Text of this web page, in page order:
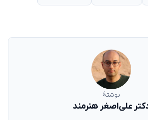
نوشتهٔ
علی‌اصغر هنرمند